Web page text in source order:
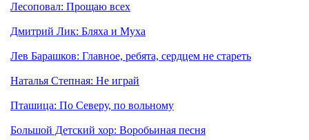
Лесоповал: Прощаю всех
Дмитрий Лик: Бляха и Муха
Лев Барашков: Главное, ребята, сердцем не стареть
Наталья Степная: Не играй
Пташица: По Северу, по вольному
Большой Детский хор: Воробьиная песня